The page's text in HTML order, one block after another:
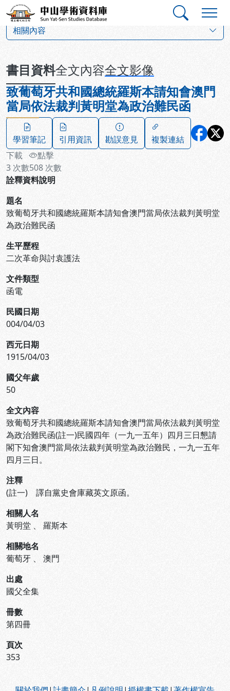
跳到主要內容
中山學術資料庫
相關內容
書目資料全文內容全文影像
致葡萄牙共和國總統羅斯本請知會澳門
當局依法裁判黃明堂為政治難民函
學習筆記 引用資訊 勘誤意見
複製連結
下載
3 次數
點擊
508 次數
詮釋資料說明
題名
致葡萄牙共和國總統羅斯本請知會澳門當局依法裁判黃明堂
為政治難民函
生平歷程
二次革命與討袁護法
文件類型
函電
民國日期
004/04/03
西元日期
1915/04/03
國父年歲
50
全文內容
致葡萄牙共和國總統羅斯本請知會澳門當局依法裁判黃明堂
為政治難民函(註一)民國四年（一九一五年）四月三日懇請
閣下知會澳門當局依法裁判黃明堂為政治難民，一九一五年
四月三日。
注釋
(註一) 譯自黨史會庫藏英文原函。
相關人名
黃明堂 、 羅斯本
相關地名
葡萄牙 、 澳門
出處
國父全集
冊數
第四冊
頁次
353